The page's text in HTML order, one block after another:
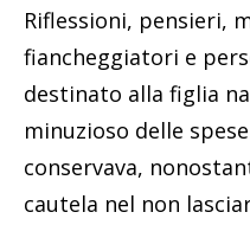
Riflessioni, pensieri,
fiancheggiatori e
destinato alla figlia
minuzioso delle
conservava,
cautela nel non